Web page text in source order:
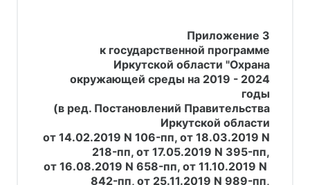
Приложение 3
к государственной программе
Иркутской области "Охрана
окружающей среды на 2019 - 2024
годы
(в ред. Постановлений Правительства
Иркутской области
от 14.02.2019 N 106-пп, от 18.03.2019 N
218-пп, от 17.05.2019 N 395-пп,
от 16.08.2019 N 658-пп, от 11.10.2019 N
842-пп, от 25.11.2019 N 989-пп,